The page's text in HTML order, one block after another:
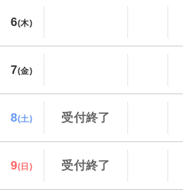
6(木)
7(金)
8(土) 受付終了
9(日) 受付終了